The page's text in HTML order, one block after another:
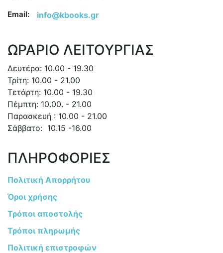
Email: info@kbooks.gr
ΩΡΑΡΙΟ ΛΕΙΤΟΥΡΓΙΑΣ
Δευτέρα: 10.00 - 19.30
Τρίτη: 10.00 - 21.00
Τετάρτη: 10.00 - 19.30
Πέμπτη: 10.00. - 21.00
Παρασκευή : 10.00 - 21.00
Σάββατο: 10.15 -16.00
ΠΛΗΡΟΦΟΡΙΕΣ
Πολιτική Απορρήτου
Όροι χρήσης
Τρόποι αποστολής
Τρόποι πληρωμής
Πολιτική επιστροφών